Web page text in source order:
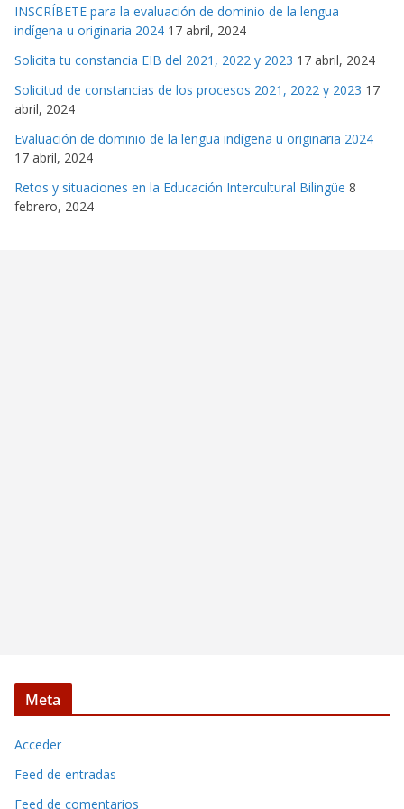
INSCRÍBETE para la evaluación de dominio de la lengua
indígena u originaria 2024 17 abril, 2024
Solicita tu constancia EIB del 2021, 2022 y 2023 17 abril, 2024
Solicitud de constancias de los procesos 2021, 2022 y 2023 17
abril, 2024
Evaluación de dominio de la lengua indígena u originaria 2024
17 abril, 2024
Retos y situaciones en la Educación Intercultural Bilingüe 8
febrero, 2024
Meta
Acceder
Feed de entradas
Feed de comentarios